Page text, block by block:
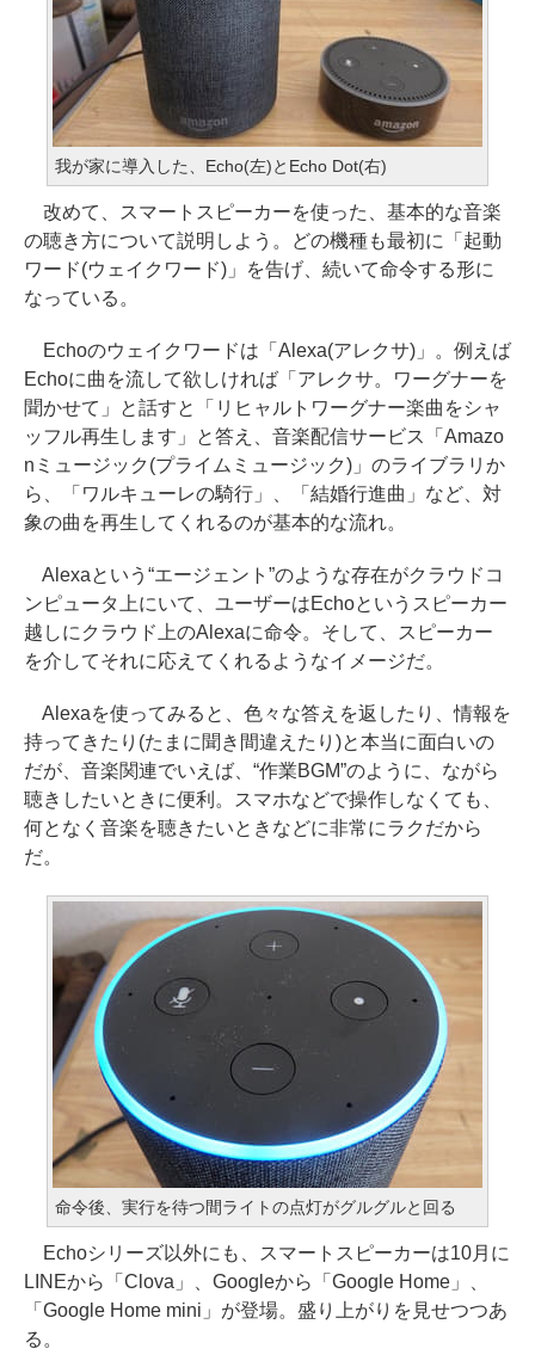
我が家に導入した、Echo(左)とEcho Dot(右)
改めて、スマートスピーカーを使った、基本的な音楽
の聴き方について説明しよう。どの機種も最初に「起動
ワード(ウェイクワード)」を告げ、続いて命令する形に
なっている。
Echoのウェイクワードは「Alexa(アレクサ)」。例えば
Echoに曲を流して欲しければ「アレクサ。ワーグナーを
聞かせて」と話すと「リヒャルトワーグナー楽曲をシャ
ッフル再生します」と答え、音楽配信サービス「Amazo
nミュージック(プライムミュージック)」のライブラリか
ら、「ワルキューレの騎行」、「結婚行進曲」など、対
象の曲を再生してくれるのが基本的な流れ。
Alexaという“エージェント”のような存在がクラウドコ
ンピュータ上にいて、ユーザーはEchoというスピーカー
越しにクラウド上のAlexaに命令。そして、スピーカー
を介してそれに応えてくれるようなイメージだ。
Alexaを使ってみると、色々な答えを返したり、情報を
持ってきたり(たまに聞き間違えたり)と本当に面白いの
だが、音楽関連でいえば、“作業BGM”のように、ながら
聴きしたいときに便利。スマホなどで操作しなくても、
何となく音楽を聴きたいときなどに非常にラクだから
だ。
命令後、実行を待つ間ライトの点灯がグルグルと回る
Echoシリーズ以外にも、スマートスピーカーは10月に
LINEから「Clova」、Googleから「Google Home」、
「Google Home mini」が登場。盛り上がりを見せつつあ
る。